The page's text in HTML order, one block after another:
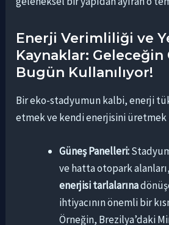
Enerji Verimliliği ve
Kaynaklar: Geleceğin
Bugün Kullanılıyor!
Bir eko-stadyumun kalbi, enerji
etmek ve kendi enerjisini üretmek
Güneş Panelleri:
ve hatta otopark
enerjisi tarlalarına
ihtiyacının önemli bir
Örneğin, Brezilya’daki